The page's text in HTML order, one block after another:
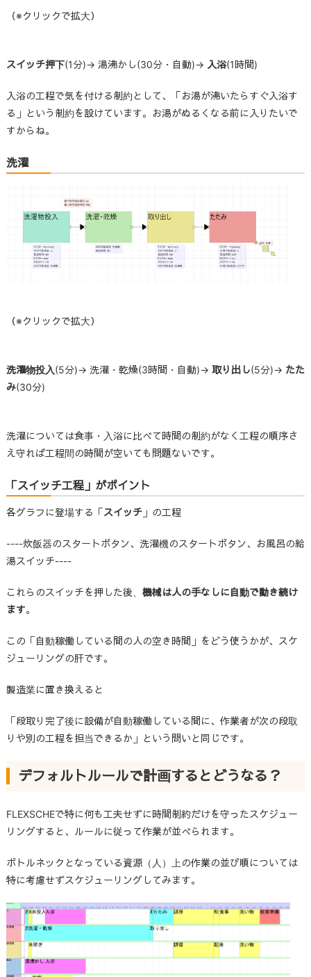
（※クリックで拡大）
スイッチ押下(1分)→ 湯沸かし(30分・自動)→ 入浴(1時間)
入浴の工程で気を付ける制約として、「お湯が沸いたらすぐ入浴す
る」という制約を設けています。お湯がぬるくなる前に入りたいで
すからね。
洗濯
（※クリックで拡大）
洗濯物投入(5分)→ 洗濯・乾燥(3時間・自動)→ 取り出し(5分)→ たた
み(30分)
洗濯については食事・入浴に比べて時間の制約がなく工程の順序さ
え守れば工程間の時間が空いても問題ないです。
「スイッチ工程」がポイント
各グラフに登場する「スイッチ」の工程
----炊飯器のスタートボタン、洗濯機のスタートボタン、お風呂の給
湯スイッチ----
これらのスイッチを押した後、 機械は人の手なしに自動で動き続け
ます。
この「自動稼働している間の人の空き時間」をどう使うかが、スケ
ジューリングの肝です。
製造業に置き換えると
「段取り完了後に設備が自動稼働している間に、作業者が次の段取
りや別の工程を担当できるか」という問いと同じです。
デフォルトルールで計画するとどうなる？
FLEXSCHEで特に何も工夫せずに時間制約だけを守ったスケジュー
リングすると、ルールに従って作業が並べられます。
ボトルネックとなっている資源（人）上の作業の並び順については
特に考慮せずスケジューリングしてみます。